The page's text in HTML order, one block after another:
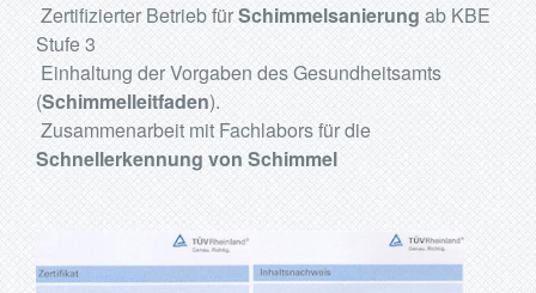
Zertifizierter Betrieb fürSchimmelsanierung ab KBE
Stufe 3
Einhaltung der Vorgaben des Gesundheitsamts
(Schimmelleitfaden).
Zusammenarbeit mit Fachlabors für die
Schnellerkennung von Schimmel